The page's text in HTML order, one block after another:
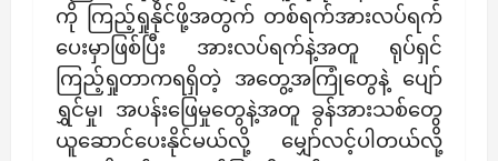
ကို ကြည့်ရှုနိုင်ဖို့အတွက် တစ်ရက်အားလပ်ရက်
ပေးမှာဖြစ်ပြီး အားလပ်ရက်နဲ့အတူ ရုပ်ရှင်
ကြည့်ရှုတာကရရှိတဲ့ အတွေ့အကြုံတွေနဲ့ ပျော်
ရွှင်မှု၊ အပန်းဖြေမှုတွေနဲ့အတူ ခွန်အားသစ်တွေ
ယူဆောင်ပေးနိုင်မယ်လို့ မျှော်လင့်ပါတယ်လို့